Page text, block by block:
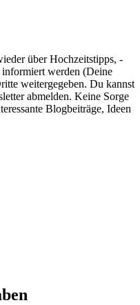
über Hochzeitstipps, -
werden (Deine
weitergegeben. Du kannst
abmelden. Keine Sorge
Blogbeiträge, Ideen